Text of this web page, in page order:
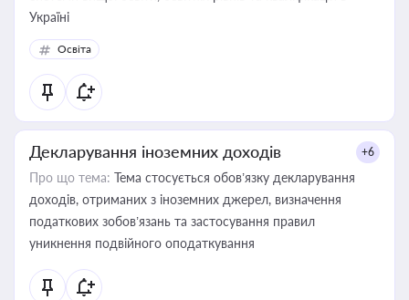
Україні
Освіта
Декларування іноземних доходів +6
Про що тема: Тема стосується обов’язку декларування
доходів, отриманих з іноземних джерел, визначення
податкових зобов’язань та застосування правил
уникнення подвійного оподаткування